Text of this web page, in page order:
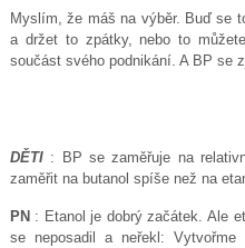
Myslím, že máš na výběr. Buď se
a držet to zpátky, nebo to
součást svého podnikání. A BP se
DĚTI : BP se zaměřuje na
zaměřit na butanol spíše než na
PN : Etanol je dobrý začátek. Ale
se neposadil a neřekl: Vytvořme